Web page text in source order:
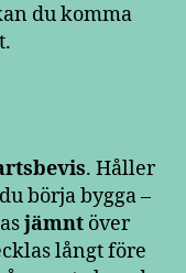
du komma
. Håller
börja bygga –
jämnt över
långt före